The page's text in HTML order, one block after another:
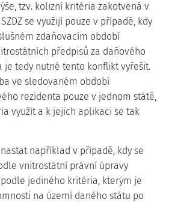
tzv. kolizní kritéria zakotvená v
se využijí pouze v případě, kdy
zdaňovacím období
předpisů za daňového
je tedy nutné tento konflikt vyřešit.
ve sledovaném období
rezidenta pouze v jednom státě,
využít a k jejich aplikaci se tak
například v případě, kdy se
vnitrostátní právní úpravy
jediného kritéria, kterým je
na území daného státu po